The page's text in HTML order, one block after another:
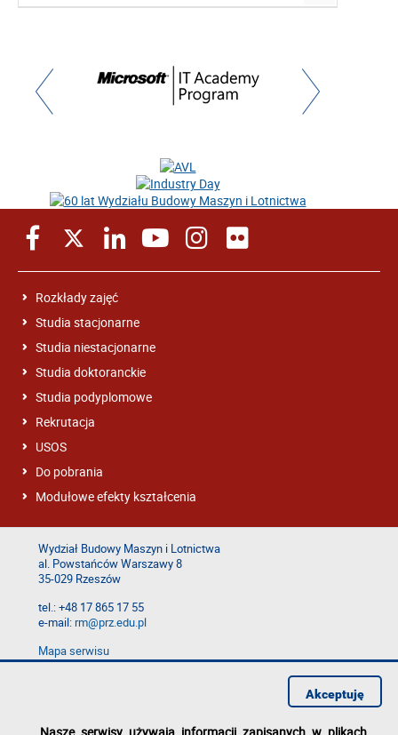
Rozkłady zajęć
Studia stacjonarne
Studia niestacjonarne
Studia doktoranckie
Studia podyplomowe
Rekrutacja
USOS
Do pobrania
Modułowe efekty kształcenia
Wydział Budowy Maszyn i Lotnictwa
al. Powstańców Warszawy 8
35-029 Rzeszów
tel.: +48 17 865 17 55
e-mail:rm@prz.edu.pl
Mapa serwisu
Deklaracja dostępności
Akceptuję